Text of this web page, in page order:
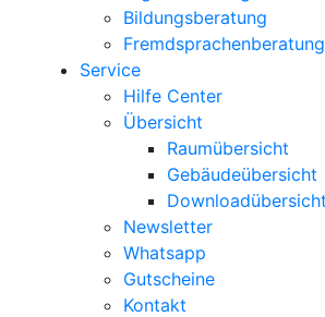
Bildungsberatung
Fremdsprachenberatung
Service
Hilfe Center
Übersicht
Raumübersicht
Gebäudeübersicht
Downloadübersicht
Newsletter
Whatsapp
Gutscheine
Kontakt